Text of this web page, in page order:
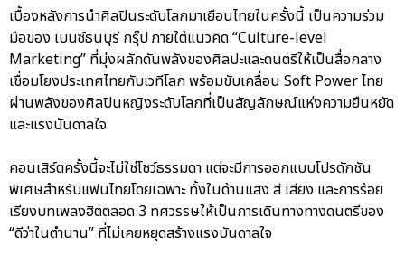
เบื้องหลังการนำศิลปินระดับโลกมาเยือนไทยในครั้งนี้ เป็นความร่วม
มือของ เบนซ์ธนบุรี กรุ๊ป ภายใต้แนวคิด “Culture-level
Marketing” ที่มุ่งผลักดันพลังของศิลปะและดนตรีให้เป็นสื่อกลาง
เชื่อมโยงประเทศไทยกับเวทีโลก พร้อมขับเคลื่อน Soft Power ไทย
ผ่านพลังของศิลปินหญิงระดับโลกที่เป็นสัญลักษณ์แห่งความยืนหยัด
และแรงบันดาลใจ
คอนเสิร์ตครั้งนี้จะไม่ใช่โชว์ธรรมดา แต่จะมีการออกแบบโปรดักชัน
พิเศษสำหรับแฟนไทยโดยเฉพาะ ทั้งในด้านแสง สี เสียง และการร้อย
เรียงบทเพลงฮิตตลอด 3 ทศวรรษให้เป็นการเดินทางทางดนตรีของ
“ดีว่าในตำนาน” ที่ไม่เคยหยุดสร้างแรงบันดาลใจ